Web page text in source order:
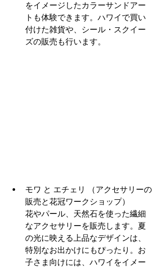
をイメージしたカラーサンドアー
トも体験できます。ハワイで買い
付けた雑貨や、シール・スクイー
ズの販売も行います。
モワ と エチェリ （アクセサリーの
販売と花冠ワークショップ）
花やパール、天然石を使った繊細
なアクセサリーを販売します。夏
の光に映える上品なデザインは、
特別なお出かけにもぴったり。お
子さま向けには、ハワイをイメー